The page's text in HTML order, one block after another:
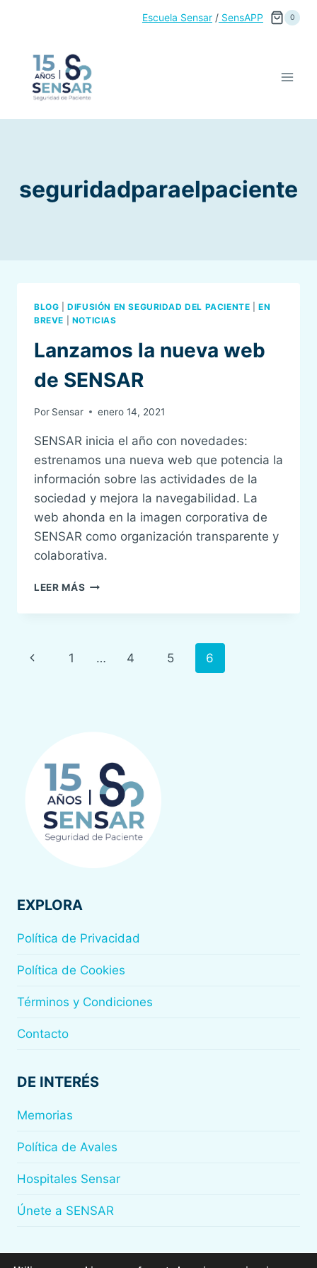
Escuela Sensar/SensAPP 0
seguridadparaelpaciente
BLOG |DIFUSIÓN EN SEGURIDAD DEL PACIENTE |EN
BREVE
NOTICIAS
Lanzamos la nueva web
de SENSAR
Por Sensar enero 14, 2021
SENSAR inicia el año con novedades:
estrenamos una nueva web que potencia la
información sobre las actividades de la
sociedad y mejora la navegabilidad. La
web ahonda en la imagen corporativa de
SENSAR como organización transparente y
colaborativa.
LEER MÁS LANZAMOS
NUEVA
Navegación
Página
1 … 4 5 6
EXPLORA
Política de Privacidad
Política de Cookies
Términos y Condiciones
Contacto
DE INTERÉS
Memorias
Política de Avales
Hospitales Sensar
Únete a SENSAR